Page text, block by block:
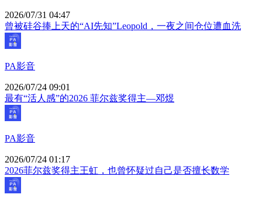
2026/07/31 04:47
曾被硅谷捧上天的“AI先知”Leopold，一夜之间仓位遭血洗
PA影音
2026/07/24 09:01
最有“活人感”的2026 菲尔兹奖得主—邓煜
PA影音
2026/07/24 01:17
2026菲尔兹奖得主王虹，也曾怀疑过自己是否擅长数学